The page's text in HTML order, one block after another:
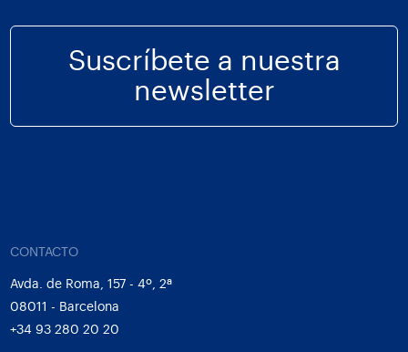
Suscríbete a nuestra
newsletter
CONTACTO
Avda. de Roma, 157 - 4º, 2ª
08011 - Barcelona
+34 93 280 20 20